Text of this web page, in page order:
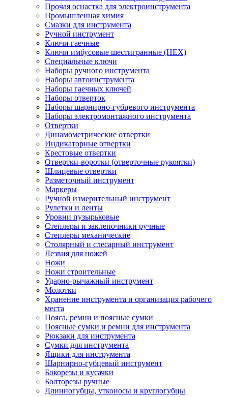
Прочая оснастка для электроинструмента
Промышленная химия
Смазки для инструмента
Ручной инструмент
Ключи гаечные
Ключи имбусовые шестигранные (HEX)
Специальные ключи
Наборы ручного инструмента
Наборы автоинструмента
Наборы гаечных ключей
Наборы отверток
Наборы шарнирно-губцевого инструмента
Наборы электромонтажного инструмента
Отвертки
Динамометрические отвертки
Индикаторные отвертки
Крестовые отвертки
Отвертки-воротки (отверточные рукоятки)
Шлицевые отвертки
Разметочный инструмент
Маркеры
Ручной измерительный инструмент
Рулетки и ленты
Уровни пузырьковые
Степлеры и заклепочники ручные
Степлеры механические
Столярный и слесарный инструмент
Лезвия для ножей
Ножи
Ножи строительные
Ударно-рычажный инструмент
Молотки
Хранение инструмента и организация рабочего
места
Пояса, ремни и поясные сумки
Поясные сумки и ремни для инструмента
Рюкзаки для инструмента
Сумки для инструмента
Ящики для инструмента
Шарнирно-губцевый инструмент
Бокорезы и кусачки
Болторезы ручные
Длинногубцы, утконосы и круглогубцы